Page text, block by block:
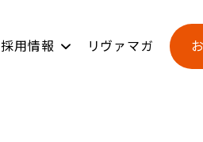
採用情報 リヴァマガ